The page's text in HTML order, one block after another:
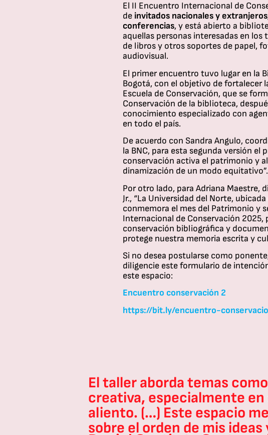
El II Encuentro Internacional de
de invitados nacionales y
conferencias, y está abierto a
aquellas personas interesadas en
de libros y otros soportes de papel,
audiovisual.
El primer encuentro tuvo lugar en la
Bogotá, con el objetivo de fortalecer
Escuela de Conservación, que se
Conservación de la biblioteca,
conocimiento especializado con
en todo el país.
De acuerdo con Sandra Angulo,
la BNC, para esta segunda versión el
conservación activa el patrimonio y
dinamización de un modo equitativo”.
Por otro lado, para Adriana Maestre,
Jr., “La Universidad del Norte,
conmemora el mes del Patrimonio y
Internacional de Conservación
conservación bibliográfica y
protege nuestra memoria escrita y
Si no desea postularse como
diligencie este formulario de
este espacio:
Encuentro conservación 2
https://bit.ly/encuentro-
El taller aborda temas
creativa, especialmente en
aliento. (…) Este espacio
sobre el orden de mis